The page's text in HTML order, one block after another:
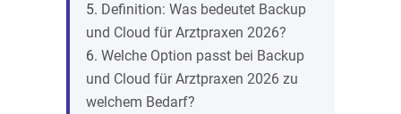
Definition: Was bedeutet Backup
und Cloud für Arztpraxen 2026?
Welche Option passt bei Backup
und Cloud für Arztpraxen 2026 zu
welchem Bedarf?